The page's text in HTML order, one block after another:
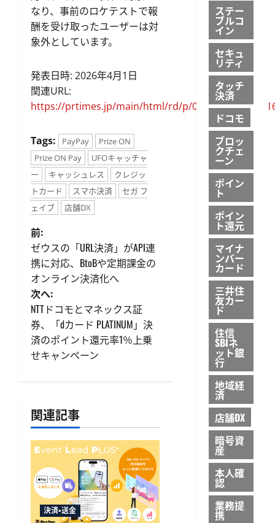
なり、事前のロケテストで報
酬を受け取ったユーザーは対
象外としています。
発表日時: 2026年4月1日
関連URL:
https://prtimes.jp/main/html/rd/p/
Tags: PayPay
Prize ON
Prize ON Pay
UFOキャッチャ
ー
キャッシュレス
クレジッ
トカード
スマホ決済
セガ フ
ェイブ
店舗DX
投
稿
ナ
ビ
ゲ
ー
ョ
ン
前:
ゼウスの「URL決済」がAPI連
携に対応、BtoBや定期課金の
オンライン決済化へ
次へ:
NTTドコモとマネックス証
券、「dカード PLATINUM」決
済のポイント還元率1％上乗
せキャンペーン
関連記事
決済・送金
ステー
ブルコ
イン
セキュ
リティ
タッチ
決済
ドコモ
ブロッ
クチェ
ーン
ポイン
ト
ポイン
ト還元
マイナ
ンバー
カード
三井住
友カー
ド
住信
SBIネ
ット銀
行
地域経
済
店舗DX
暗号資
産
本人確
認
業務提
携